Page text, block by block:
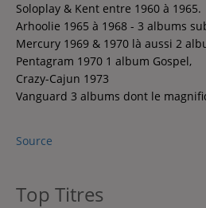
Fréquences
Recherche d'un titre
Soloplay & Kent entre 1960 à 1965.
Arhoolie 1965 à 1968 - 3 albums
Mercury 1969 & 1970 là aussi 2
Pentagram 1970 1 album Gospel,
Crazy-Cajun 1973
Vanguard 3 albums dont le
Source
Top Titres